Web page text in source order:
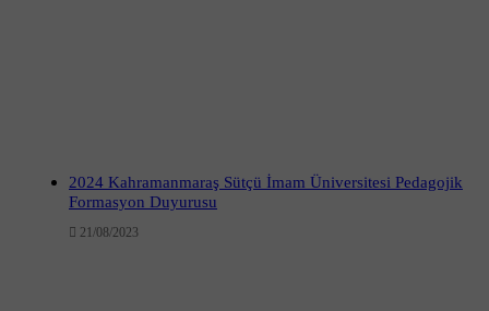
2024 Kahramanmaraş Sütçü İmam Üniversitesi Pedagojik
Formasyon Duyurusu
21/08/2023